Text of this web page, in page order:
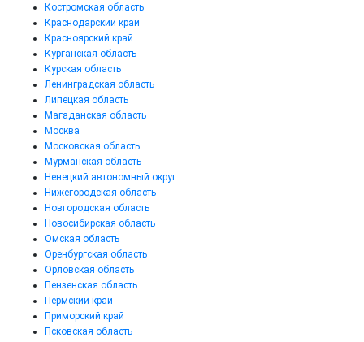
Костромская область
Краснодарский край
Красноярский край
Курганская область
Курская область
Ленинградская область
Липецкая область
Магаданская область
Москва
Московская область
Мурманская область
Ненецкий автономный округ
Нижегородская область
Новгородская область
Новосибирская область
Омская область
Оренбургская область
Орловская область
Пензенская область
Пермский край
Приморский край
Псковская область